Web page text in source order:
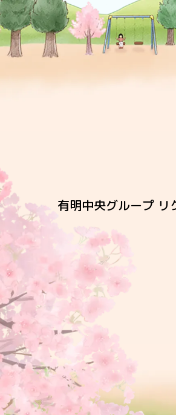
有明中央グループ リ